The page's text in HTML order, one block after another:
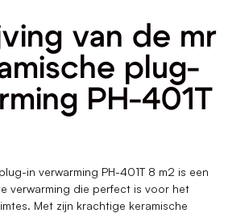
van de mr
plug-
PH-401T
in verwarming PH-401T 8 m2 is een
verwarming die perfect is voor het
Met zijn krachtige keramische